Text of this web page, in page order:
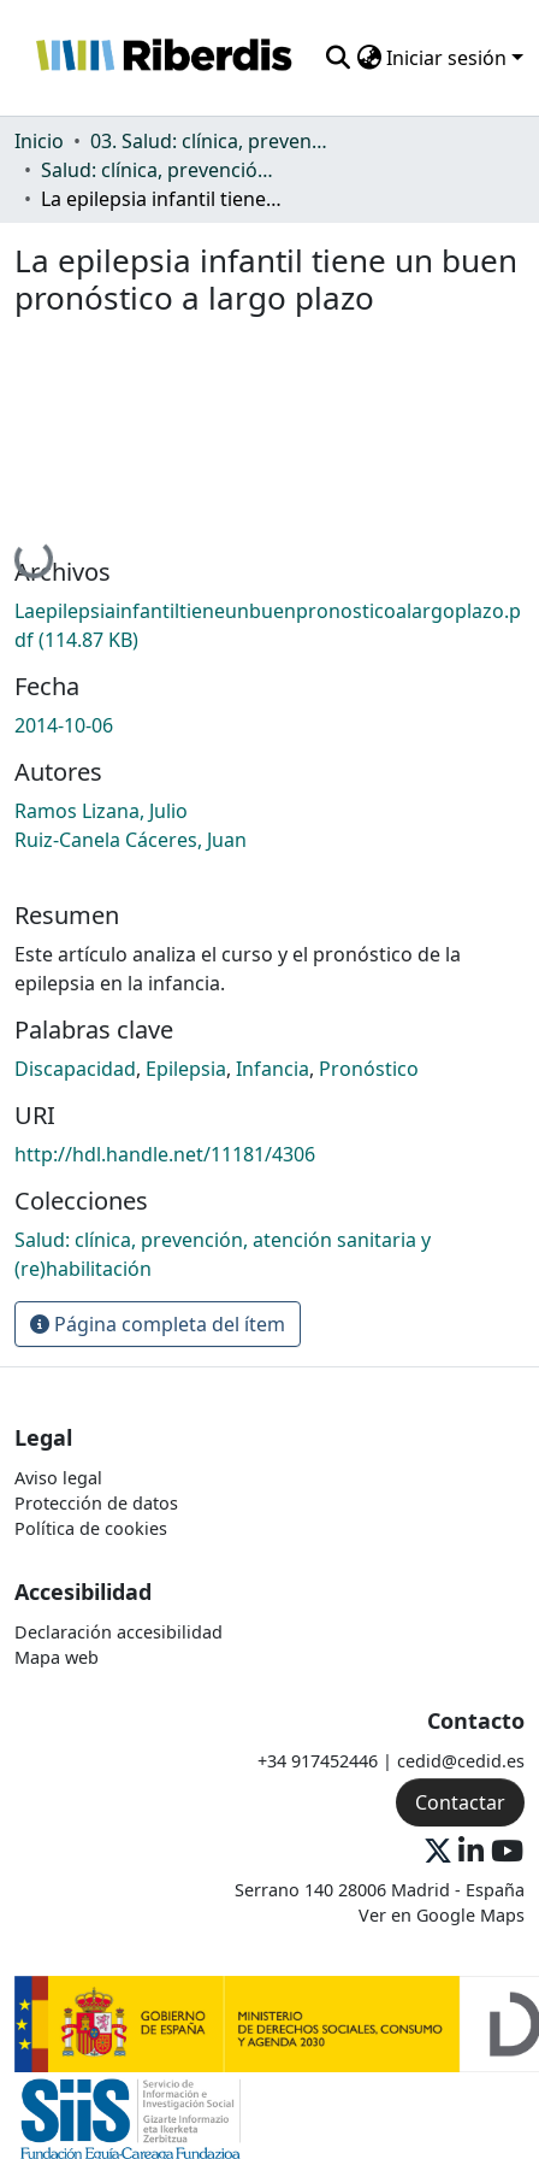
Iniciar sesión
Comunidades
Todo DSpace
Inicio
03. Salud: clínica, prevención, atención sanitaria y (re)habilitación
Salud: clínica, prevención, atención sanitaria y (re)habilitación
La epilepsia infantil tiene un buen pronóstico a largo plazo
La epilepsia infantil tiene un buen
pronóstico a largo plazo
Cargando...
Archivos
Laepilepsiainfantiltieneunbuenpronosticoalargoplazo.p
df(114.87 KB)
Fecha
2014-10-06
Autores
Ramos Lizana, Julio
Ruiz-Canela Cáceres, Juan
Resumen
Este artículo analiza el curso y el pronóstico de la
epilepsia en la infancia.
Palabras clave
Discapacidad, Epilepsia, Infancia, Pronóstico
URI
http://hdl.handle.net/11181/4306
Colecciones
Salud: clínica, prevención, atención sanitaria y
(re)habilitación
Página completa del ítem
Legal
Aviso legal
Protección de datos
Política de cookies
Accesibilidad
Declaración accesibilidad
Mapa web
Contacto
+34 917452446 | cedid@cedid.es
Contactar
Serrano 140 28006 Madrid - España
Ver en Google Maps